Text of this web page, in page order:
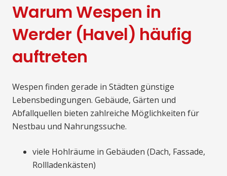
Warum Wespen in
Werder (Havel) häufig
auftreten
Wespen finden gerade in Städten günstige
Lebensbedingungen. Gebäude, Gärten und
Abfallquellen bieten zahlreiche Möglichkeiten für
Nestbau und Nahrungssuche.
viele Hohlräume in Gebäuden (Dach, Fassade,
Rollladenkästen)